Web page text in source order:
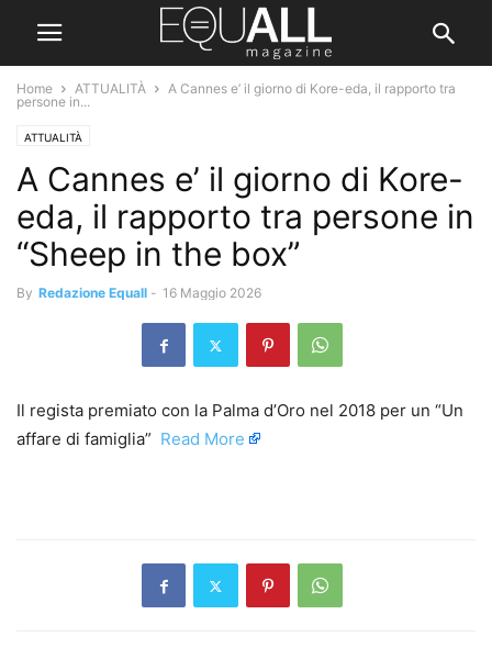
Home ATTUALITÀ
A Cannes e’ il giorno di Kore-eda, il rapporto tra
persone in...
ATTUALITÀ
A Cannes e’ il giorno di Kore-
eda, il rapporto tra persone in
“Sheep in the box”
By Redazione Equall - 16 Maggio 2026
Il regista premiato con la Palma d’Oro nel 2018 per un “Un
affare di famiglia” ​ Read More